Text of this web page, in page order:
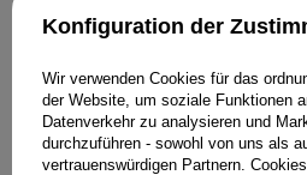
Konfiguration der
Wir verwenden Cookies für das
der Website, um soziale Funktionen
Datenverkehr zu analysieren und
durchzuführen - sowohl von uns als
vertrauenswürdigen Partnern.